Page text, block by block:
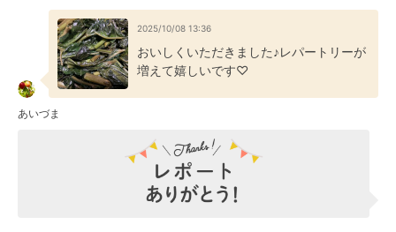
2025/10/08 13:36
おいしくいただきました♪レパートリーが
増えて嬉しいです♡
あいづま